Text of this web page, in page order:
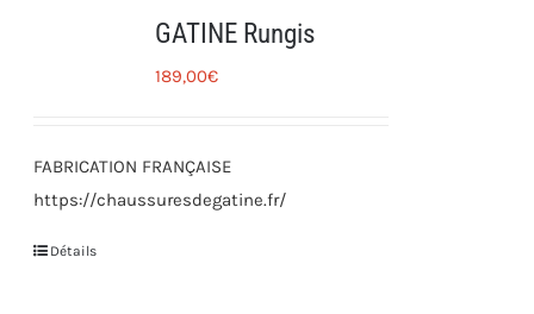
GATINE Rungis
189,00€
FABRICATION FRANÇAISE
https://chaussuresdegatine.fr/
Détails